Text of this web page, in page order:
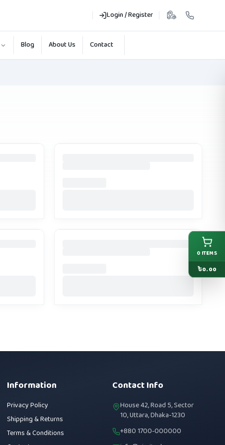
Login / Register
Blog About Us Contact
Information
Privacy Policy
Shipping & Returns
Terms & Conditions
Contact Info
House 42, Road 5, Sector
10, Uttara, Dhaka-1230
+880 1700-000000
0 ITEMS
৳0.00